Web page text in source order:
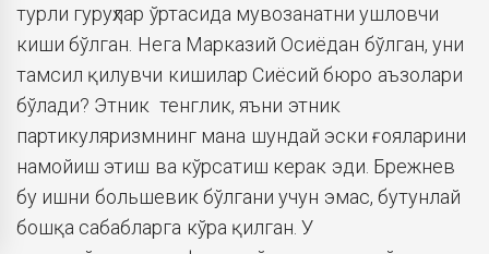
турли гуруҳлар ўртасида мувозанатни ушловчи
киши бўлган. Нега Марказий Осиёдан бўлган, уни
тамсил қилувчи кишилар Сиёсий бюро аъзолари
бўлади? Этник тенглик, яъни этник
партикуляризмнинг мана шундай эски ғояларини
намойиш этиш ва кўрсатиш керак эди. Брежнев
бу ишни большевик бўлгани учун эмас, бутунлай
бошқа сабабларга кўра қилган. У